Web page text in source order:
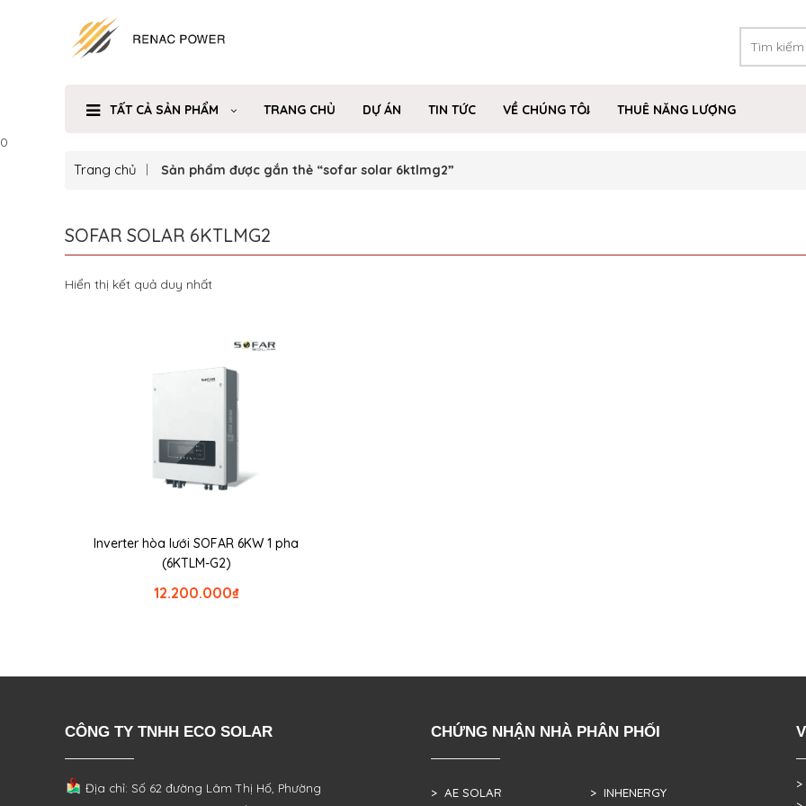
TẤT CẢ SẢN PHẨM TRANG CHỦ DỰ ÁN TIN TỨC VỀ CHÚNG TÔI
THUÊ NĂNG LƯỢNG
0
Trang chủ Sản phẩm được gắn thẻ “sofar solar 6ktlmg2”
SOFAR SOLAR 6KTLMG2
Hiển thị kết quả duy nhất
Inverter hòa lưới SOFAR 6KW 1 pha
(6KTLM-G2)
₫
12.200.000
CÔNG TY TNHH ECO SOLAR
Địa chỉ: Số 62 đường Lâm Thị Hố, Phường
CHỨNG NHẬN NHÀ PHÂN PHỐI
> AE SOLAR > INHENERGY
>